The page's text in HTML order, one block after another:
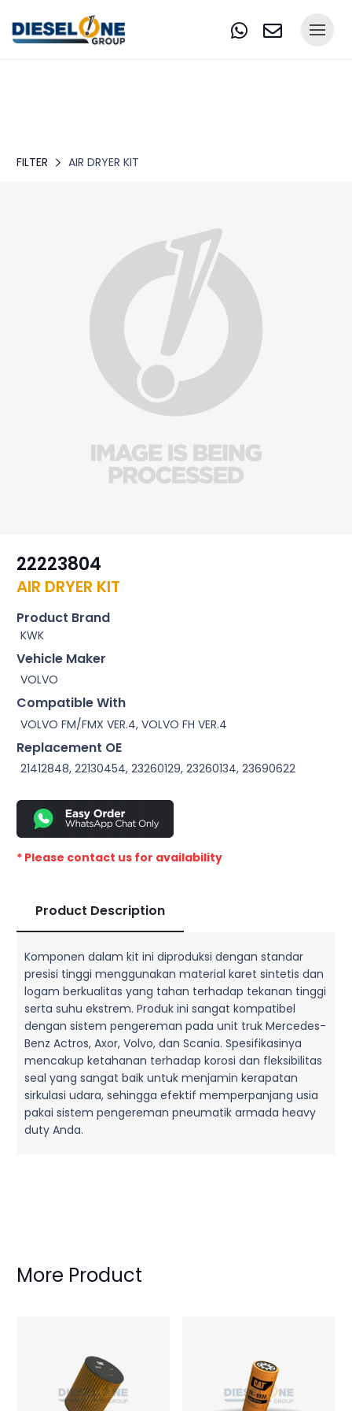
FILTER AIR DRYER KIT
22223804
AIR DRYER KIT
Product Brand
KWK
Vehicle Maker
VOLVO
Compatible With
VOLVO FM/FMX VER.4, VOLVO FH VER.4
Replacement OE
21412848, 22130454, 23260129, 23260134, 23690622
* Please contact us for availability
Product Description
Komponen dalam kit ini diproduksi dengan standar
presisi tinggi menggunakan material karet sintetis dan
logam berkualitas yang tahan terhadap tekanan tinggi
serta suhu ekstrem. Produk ini sangat kompatibel
dengan sistem pengereman pada unit truk Mercedes-
Benz Actros, Axor, Volvo, dan Scania. Spesifikasinya
mencakup ketahanan terhadap korosi dan fleksibilitas
seal yang sangat baik untuk menjamin kerapatan
sirkulasi udara, sehingga efektif memperpanjang usia
pakai sistem pengereman pneumatik armada heavy
duty Anda.
More Product